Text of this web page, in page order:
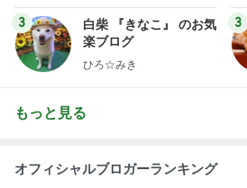
3
白柴 『きなこ』 のお気
楽ブログ
ひろ☆みき
3
もっと見る
オフィシャルブロガーランキング